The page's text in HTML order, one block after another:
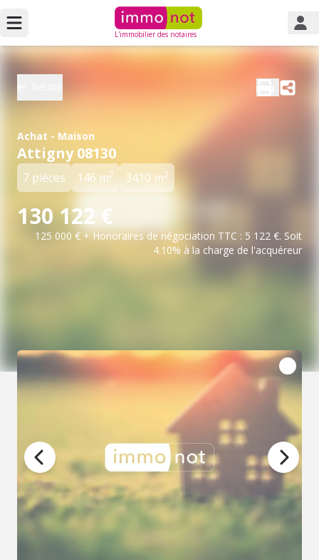
L'immobilier des notaires
Achat - Maison
Attigny 08130
7 pièces 146 m2 3410 m2
130 122 €
125 000 € + Honoraires de négociation TTC : 5 122 €. Soit
4.10% à la charge de l'acquéreur